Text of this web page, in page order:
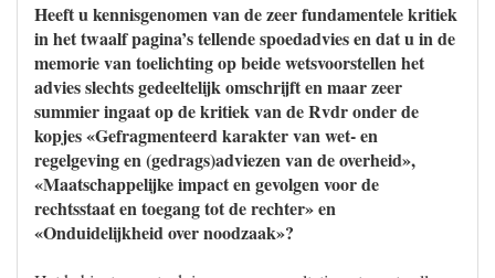
Heeft u kennisgenomen van de zeer fundamentele kritiek
in het twaalf pagina’s tellende spoedadvies en dat u in de
memorie van toelichting op beide wetsvoorstellen het
advies slechts gedeeltelijk omschrijft en maar zeer
summier ingaat op de kritiek van de Rvdr onder de
kopjes «Gefragmenteerd karakter van wet- en
regelgeving en (gedrags)adviezen van de overheid»,
«Maatschappelijke impact en gevolgen voor de
rechtsstaat en toegang tot de rechter» en
«Onduidelijkheid over noodzaak»?